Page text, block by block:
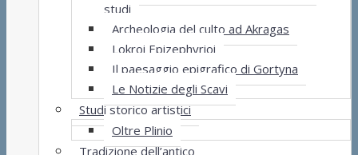
studi
Archeologia del culto ad Akragas
Lokroi Epizephyrioi
Il paesaggio epigrafico di Gortyna
Le Notizie degli Scavi
Studi storico artistici
Oltre Plinio
Tradizione dell’antico